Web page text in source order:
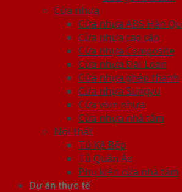
Cửa nhựa
Cửa nhựa ABS Hàn
Cửa nhựa cao cấp
Cửa nhựa Composite
Cửa nhựa Đài Loan
Cửa nhựa ghép thanh
Cửa nhựa Sungyu
Cửa vòm nhựa
Cửa nhựa nhà tắm
Nội thất
Tủ Kệ Bếp
Tủ Quần Áo
Phụ kiện cửa nhà tắm
Dự án thực tế